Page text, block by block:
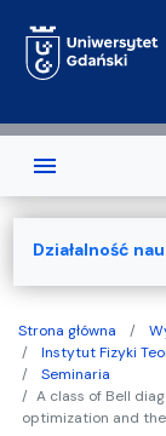
Strona główna
Instytut Fizyki
Seminaria
A class of Bell
optimization and
Działalność